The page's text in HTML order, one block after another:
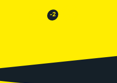
😒 -2 😂